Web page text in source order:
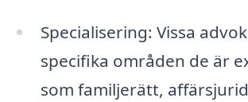
Specialisering: Vissa
specifika områden de är
som familjerätt,